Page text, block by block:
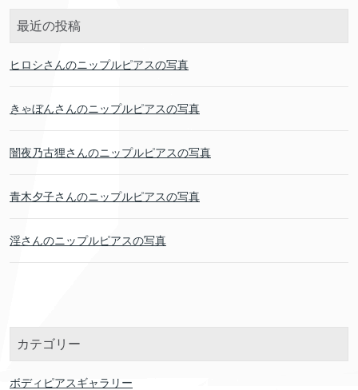
最近の投稿
ヒロシさんのニップルピアスの写真
きゃぼんさんのニップルピアスの写真
闇夜乃古狸さんのニップルピアスの写真
青木夕子さんのニップルピアスの写真
淫さんのニップルピアスの写真
カテゴリー
ボディピアスギャラリー